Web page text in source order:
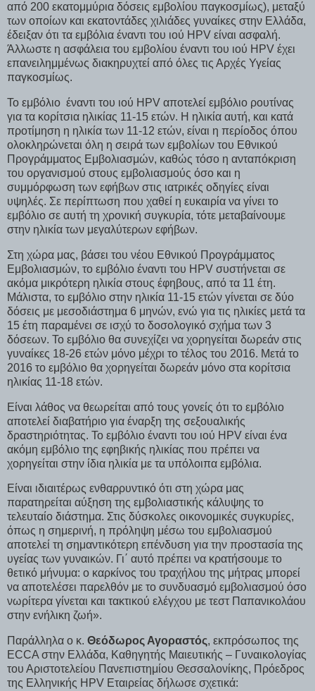
από 200 εκατομμύρια δόσεις εμβολίου παγκοσμίως), μεταξύ
των οποίων και εκατοντάδες χιλιάδες γυναίκες στην Ελλάδα,
έδειξαν ότι τα εμβόλια έναντι του ιού HPV είναι ασφαλή.
Άλλωστε η ασφάλεια του εμβολίου έναντι του ιού HPV έχει
επανειλημμένως διακηρυχτεί από όλες τις Αρχές Υγείας
παγκοσμίως.
Το εμβόλιο έναντι του ιού HPV αποτελεί εμβόλιο ρουτίνας
για τα κορίτσια ηλικίας 11-15 ετών. Η ηλικία αυτή, και κατά
προτίμηση η ηλικία των 11-12 ετών, είναι η περίοδος όπου
ολοκληρώνεται όλη η σειρά των εμβολίων του Εθνικού
Προγράμματος Εμβολιασμών, καθώς τόσο η ανταπόκριση
του οργανισμού στους εμβολιασμούς όσο και η
συμμόρφωση των εφήβων στις ιατρικές οδηγίες είναι
υψηλές. Σε περίπτωση που χαθεί η ευκαιρία να γίνει το
εμβόλιο σε αυτή τη χρονική συγκυρία, τότε μεταβαίνουμε
στην ηλικία των μεγαλύτερων εφήβων.
Στη χώρα μας, βάσει του νέου Εθνικού Προγράμματος
Εμβολιασμών, το εμβόλιο έναντι του HPV συστήνεται σε
ακόμα μικρότερη ηλικία στους έφηβους, από τα 11 έτη.
Μάλιστα, το εμβόλιο στην ηλικία 11-15 ετών γίνεται σε δύο
δόσεις με μεσοδιάστημα 6 μηνών, ενώ για τις ηλικίες μετά τα
15 έτη παραμένει σε ισχύ το δοσολογικό σχήμα των 3
δόσεων. Το εμβόλιο θα συνεχίζει να χορηγείται δωρεάν στις
γυναίκες 18-26 ετών μόνο μέχρι το τέλος του 2016. Μετά το
2016 το εμβόλιο θα χορηγείται δωρεάν μόνο στα κορίτσια
ηλικίας 11-18 ετών.
Είναι λάθος να θεωρείται από τους γονείς ότι το εμβόλιο
αποτελεί διαβατήριο για έναρξη της σεξουαλικής
δραστηριότητας. Το εμβόλιο έναντι του ιού HPV είναι ένα
ακόμη εμβόλιο της εφηβικής ηλικίας που πρέπει να
χορηγείται στην ίδια ηλικία με τα υπόλοιπα εμβόλια.
Είναι ιδιαιτέρως ενθαρρυντικό ότι στη χώρα μας
παρατηρείται αύξηση της εμβολιαστικής κάλυψης το
τελευταίο διάστημα. Στις δύσκολες οικονομικές συγκυρίες,
όπως η σημερινή, η πρόληψη μέσω του εμβολιασμού
αποτελεί τη σημαντικότερη επένδυση για την προστασία της
υγείας των γυναικών. Γι΄ αυτό πρέπει να κρατήσουμε το
θετικό μήνυμα: o καρκίνος του τραχήλου της μήτρας μπορεί
να αποτελέσει παρελθόν με το συνδυασμό εμβολιασμού όσο
νωρίτερα γίνεται και τακτικού ελέγχου με τεστ Παπανικολάου
στην ενήλικη ζωή».
Παράλληλα ο κ. Θεόδωρος Αγοραστός, εκπρόσωπος της
ECCA στην Ελλάδα, Καθηγητής Μαιευτικής – Γυναικολογίας
του Αριστοτελείου Πανεπιστημίου Θεσσαλονίκης, Πρόεδρος
της Ελληνικής HPV Εταιρείας δήλωσε σχετικά: